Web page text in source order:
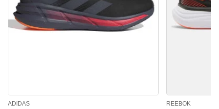
ADIDAS REEBOK